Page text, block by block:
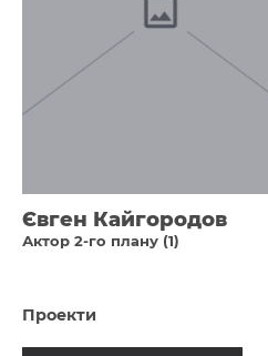
Євген Кайгородов
Актор 2-го плану (1)
Проекти